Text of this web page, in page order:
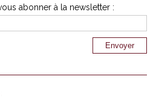
abonner à la newsletter :